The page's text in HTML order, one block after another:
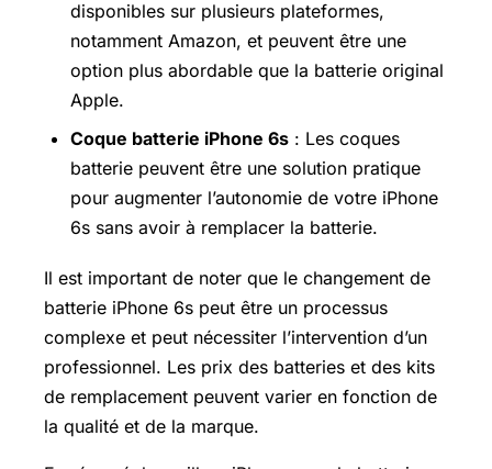
disponibles sur plusieurs plateformes,
notamment Amazon, et peuvent être une
option plus abordable que la batterie original
Apple.
Coque batterie iPhone 6s : Les coques
batterie peuvent être une solution pratique
pour augmenter l’autonomie de votre iPhone
6s sans avoir à remplacer la batterie.
Il est important de noter que le changement de
batterie iPhone 6s peut être un processus
complexe et peut nécessiter l’intervention d’un
professionnel. Les prix des batteries et des kits
de remplacement peuvent varier en fonction de
la qualité et de la marque.